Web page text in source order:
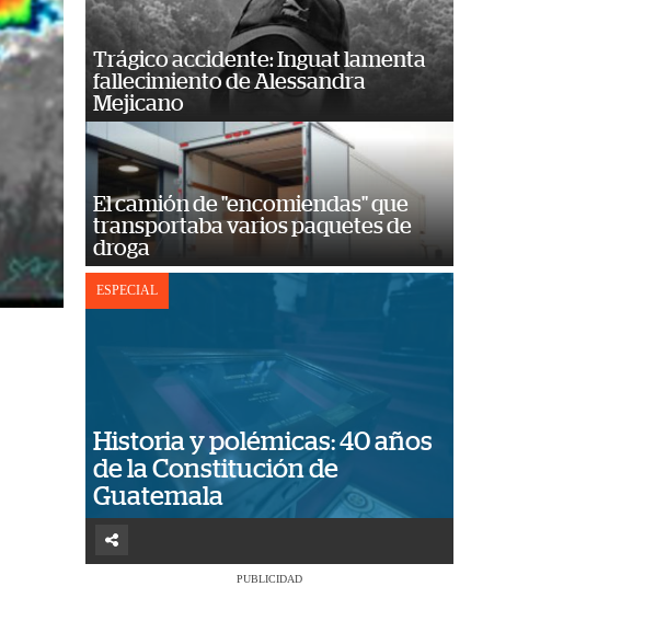
Trágico accidente: Inguat lamenta
fallecimiento de Alessandra
Mejicano
El camión de "encomiendas" que
transportaba varios paquetes de
droga
ESPECIAL
Historia y polémicas: 40 años
de la Constitución de
Guatemala
PUBLICIDAD